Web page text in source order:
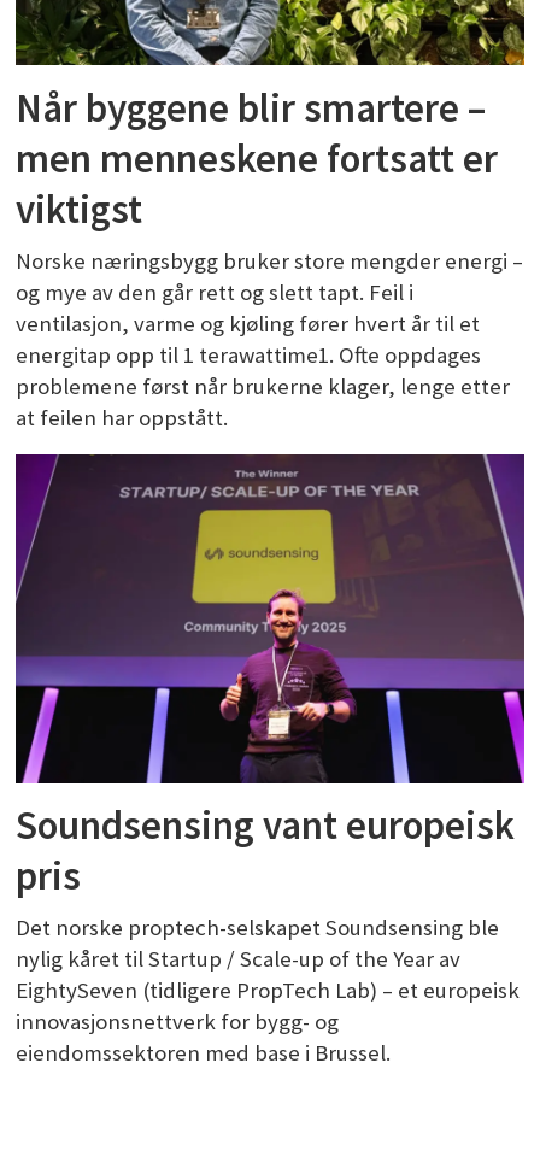
Når byggene blir smartere –
men menneskene fortsatt er
viktigst
Norske næringsbygg bruker store mengder energi –
og mye av den går rett og slett tapt. Feil i
ventilasjon, varme og kjøling fører hvert år til et
energitap opp til 1 terawattime1. Ofte oppdages
problemene først når brukerne klager, lenge etter
at feilen har oppstått.
Soundsensing vant europeisk
pris
Det norske proptech-selskapet Soundsensing ble
nylig kåret til Startup / Scale-up of the Year av
EightySeven (tidligere PropTech Lab) – et europeisk
innovasjonsnettverk for bygg- og
eiendomssektoren med base i Brussel.